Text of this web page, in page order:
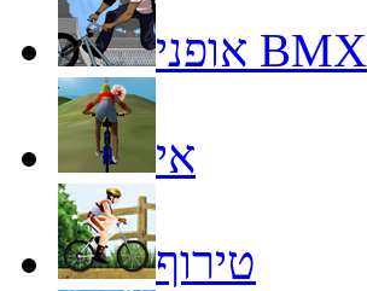
אופני BMX
אי
טירוף